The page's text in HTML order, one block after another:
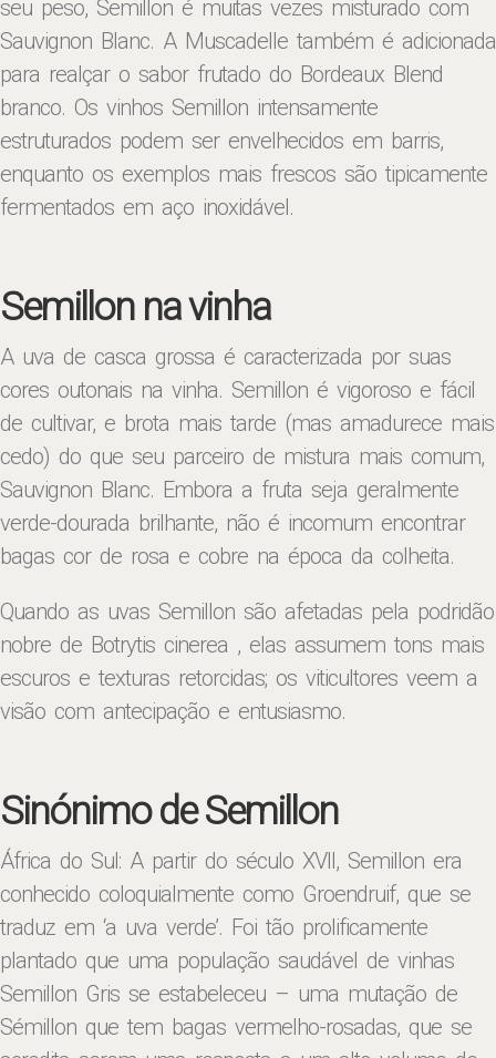
seu peso, Semillon é muitas vezes misturado com
Sauvignon Blanc. A Muscadelle também é adicionada
para realçar o sabor frutado do Bordeaux Blend
branco. Os vinhos Semillon intensamente
estruturados podem ser envelhecidos em barris,
enquanto os exemplos mais frescos são tipicamente
fermentados em aço inoxidável.
Semillon na vinha
A uva de casca grossa é caracterizada por suas
cores outonais na vinha. Semillon é vigoroso e fácil
de cultivar, e brota mais tarde (mas amadurece mais
cedo) do que seu parceiro de mistura mais comum,
Sauvignon Blanc. Embora a fruta seja geralmente
verde-dourada brilhante, não é incomum encontrar
bagas cor de rosa e cobre na época da colheita.
Quando as uvas Semillon são afetadas pela podridão
nobre de Botrytis cinerea , elas assumem tons mais
escuros e texturas retorcidas; os viticultores veem a
visão com antecipação e entusiasmo.
Sinónimo de Semillon
África do Sul: A partir do século XVII, Semillon era
conhecido coloquialmente como Groendruif, que se
traduz em ‘a uva verde’. Foi tão prolificamente
plantado que uma população saudável de vinhas
Semillon Gris se estabeleceu – uma mutação de
Sémillon que tem bagas vermelho-rosadas, que se